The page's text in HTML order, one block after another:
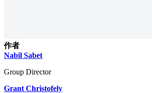
作者
Nabil Sabet
Group Director
Grant Christofely